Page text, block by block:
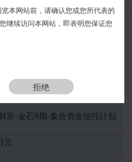
金信托计划
信托有限公司
富-金石9期-集合资金信托计划
元
拒绝
本网站前，请确认您或您所代表的
继续访问本网站，即表明您保证您
拒绝